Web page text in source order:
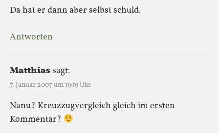
Da hat er dann aber selbst schuld.
Antworten
Matthiassagt:
7. Januar 2007 um 19:19 Uhr
Nanu? Kreuzzugvergleich gleich im ersten
Kommentar?